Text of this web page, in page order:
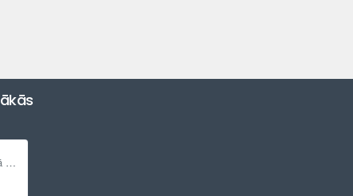
OHFX HOLI pulveris, zaļā krāsā, 1kg